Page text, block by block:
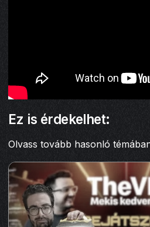
Ez is érdekelhet:
Olvass tovább hasonló